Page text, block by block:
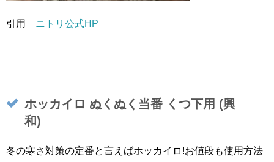
引用 ニトリ公式HP
ホッカイロ ぬくぬく当番 くつ下用 (興
和)
冬の寒さ対策の定番と言えばホッカイロ!お値段も使用方法